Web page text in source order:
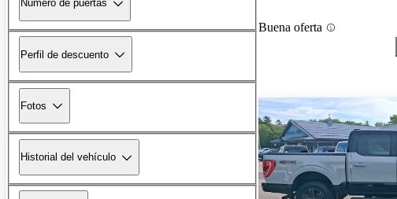
Número de puertas
Perfil de descuento
Fotos
Historial del vehículo
Buena oferta